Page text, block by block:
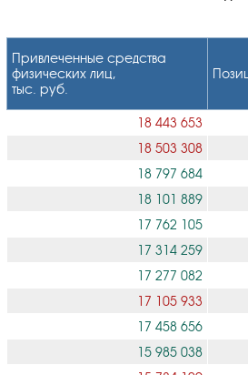
Привлеченные средства
физических лиц,
тыс. руб.
18 443 653
18 503 308
18 797 684
18 101 889
17 762 105
17 314 259
17 277 082
17 105 933
17 458 656
15 985 038